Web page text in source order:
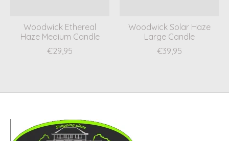
Woodwick Ethereal
Haze Medium Candle
€29,95
Woodwick Solar Haze
Large Candle
€39,95